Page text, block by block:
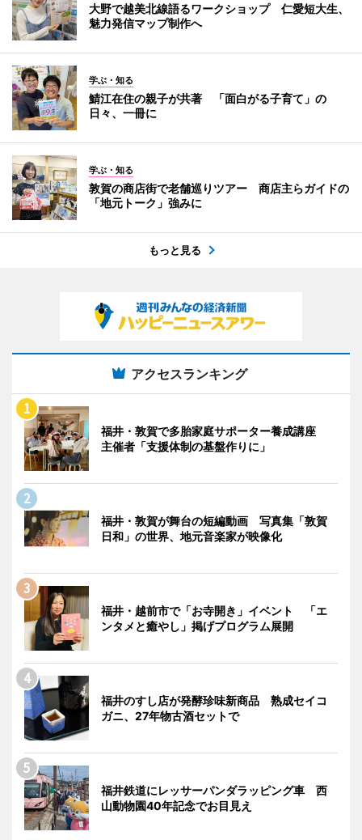
大野で越美北線語るワークショップ 仁愛短大生、
魅力発信マップ制作へ
学ぶ・知る
鯖江在住の親子が共著 「面白がる子育て」の
日々、一冊に
学ぶ・知る
敦賀の商店街で老舗巡りツアー 商店主らガイドの
「地元トーク」強みに
もっと見る
アクセスランキング
福井・敦賀で多胎家庭サポーター養成講座
主催者「支援体制の基盤作りに」
福井・敦賀が舞台の短編動画 写真集「敦賀
日和」の世界、地元音楽家が映像化
福井・越前市で「お寺開き」イベント 「エ
ンタメと癒やし」掲げプログラム展開
福井のすし店が発酵珍味新商品 熟成セイコ
ガニ、27年物古酒セットで
福井鉄道にレッサーパンダラッピング車 西
山動物園40年記念でお目見え